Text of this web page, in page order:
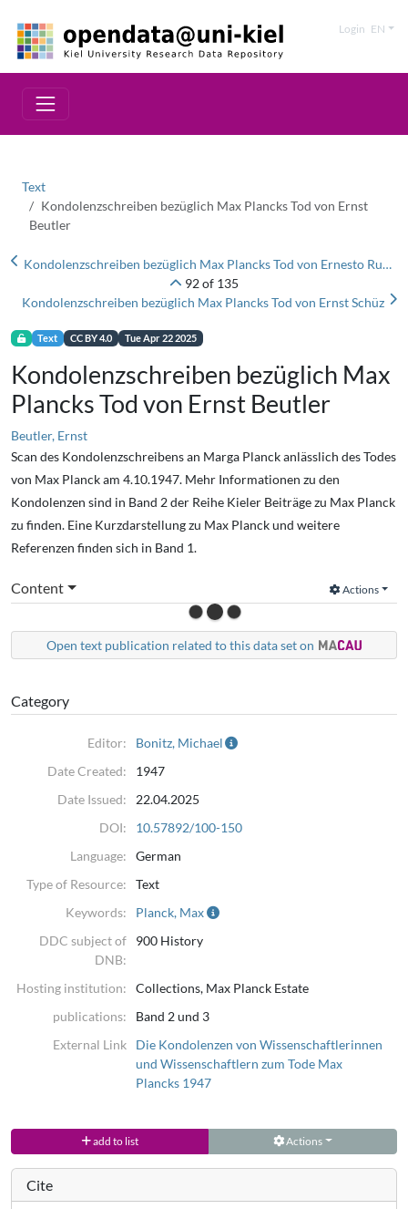
Login EN
Text
Kondolenzschreiben bezüglich Max Plancks Tod von Ernst
Beutler
Kondolenzschreiben bezüglich Max Plancks Tod von Ernesto Rubens
92 of 135
Kondolenzschreiben bezüglich Max Plancks Tod von Ernst Schüz
Text CC BY 4.0 Tue Apr 22 2025
Kondolenzschreiben bezüglich Max
Plancks Tod von Ernst Beutler
Beutler, Ernst
Scan des Kondolenzschreibens an Marga Planck anlässlich des Todes
von Max Planck am 4.10.1947. Mehr Informationen zu den
Kondolenzen sind in Band 2 der Reihe Kieler Beiträge zu Max Planck
zu finden. Eine Kurzdarstellung zu Max Planck und weitere
Referenzen finden sich in Band 1.
Content Actions
Open text publication related to this data set on
Category
Editor:
Bonitz, Michael
Date Created:
1947
Date Issued:
22.04.2025
DOI:
10.57892/100-150
Language:
German
Type of Resource:
Text
Keywords:
Planck, Max
DDC subject of
DNB:
900 History
Hosting institution:
Collections, Max Planck Estate
publications:
Band 2 und 3
External Link
Die Kondolenzen von Wissenschaftlerinnen
und Wissenschaftlern zum Tode Max
Plancks 1947
add to list Actions
Cite